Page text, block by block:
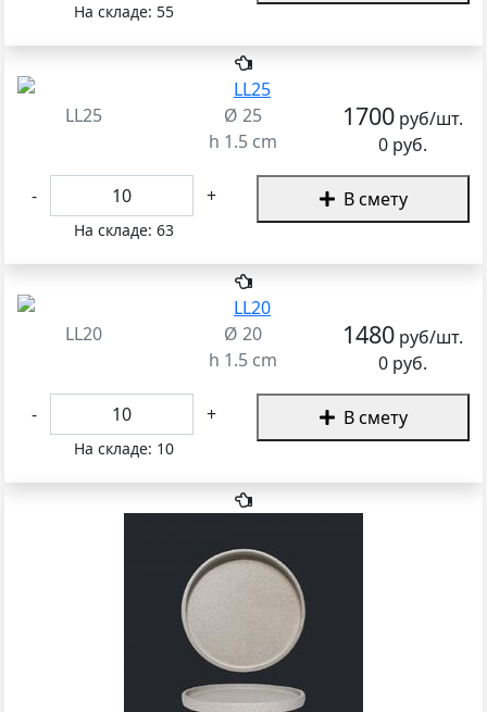
На складе: 55
LL25
Ø 25
h 1.5 cm
1700 руб/шт.
0 руб.
- +
На складе: 63
В смету
LL20
Ø 20
h 1.5 cm
1480 руб/шт.
0 руб.
- +
На складе: 10
В смету